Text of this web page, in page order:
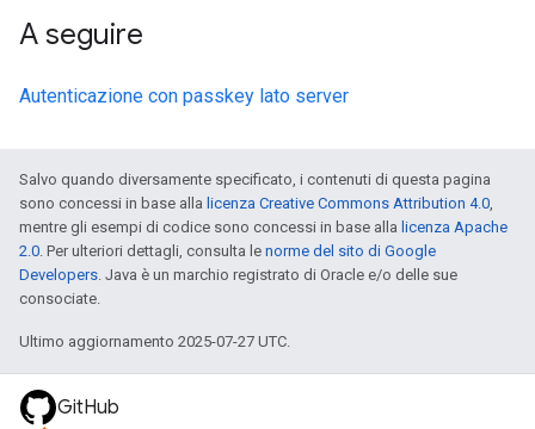
A seguire
Autenticazione con passkey lato server
Salvo quando diversamente specificato, i contenuti di questa pagina
sono concessi in base alla licenza Creative Commons Attribution 4.0
mentre gli esempi di codice sono concessi in base alla licenza Apache
2.0 . Per ulteriori dettagli, consulta le norme del sito di Google
Developers . Java è un marchio registrato di Oracle e/o delle sue
consociate.
Ultimo aggiornamento 2025-07-27 UTC.
GitHub